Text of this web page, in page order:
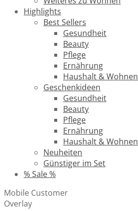
Highlights
Best Sellers
Gesundheit
Beauty
Pflege
Ernährung
Haushalt & Wohnen
Geschenkideen
Gesundheit
Beauty
Pflege
Ernährung
Haushalt & Wohnen
Neuheiten
Günstiger im Set
% Sale %
Mobile Customer
Overlay